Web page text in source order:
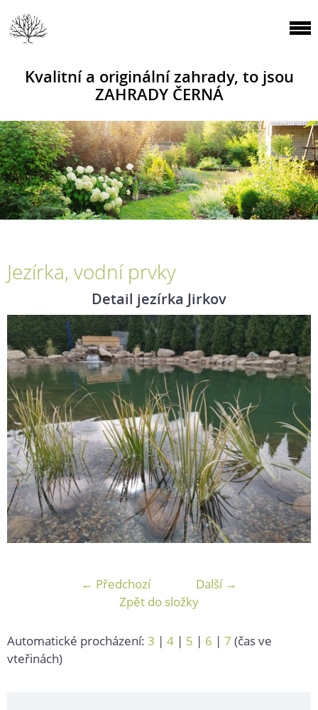
Kvalitní a originální zahrady, to jsou
ZAHRADY ČERNÁ
Jezírka, vodní prvky
Detail jezírka Jirkov
← Předchozí
Další →
Zpět do složky
Automatické procházení: 3 | 4 | 5 | 6 | 7 (čas ve
vteřinách)